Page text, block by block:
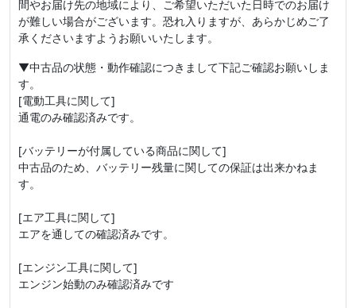
間やお届け先の地域により、ご希望いただいた日時でのお届け
が難しい場合がございます。恐れ入りますが、あらかじめご了
承くださいますようお願いいたします。
▼中古品の状態・動作確認につきまして下記ご確認お願いしま
す。
[電動工具に関して]
通電のみ確認済みです。
[バッテリーが付属している商品に関して]
中古品のため、バッテリー残量に関しての保証は出来かねま
す。
[エア工具に関して]
エアを通しての確認済みです。
[エンジン工具に関して]
エンジン始動のみ確認済みです